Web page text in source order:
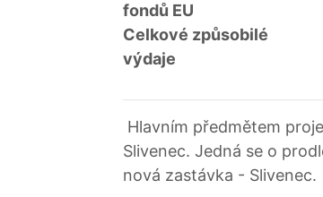
fondů EU
Celkové způsobilé
výdaje
Hlavním předmětem
Slivenec. Jedná se o
nová zastávka - Slivenec.